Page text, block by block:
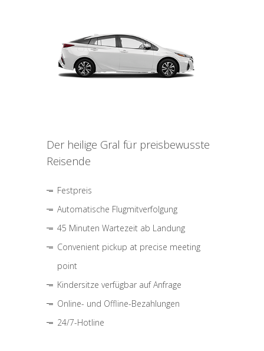
Der heilige Gral für preisbewusste
Reisende
Festpreis
Automatische Flugmitverfolgung
45 Minuten Wartezeit ab Landung
Convenient pickup at precise meeting
point
Kindersitze verfügbar auf Anfrage
Online- und Offline-Bezahlungen
24/7-Hotline